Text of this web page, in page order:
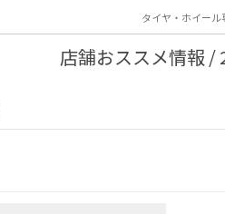
タイヤ・ホイー
店舗おススメ情報 /